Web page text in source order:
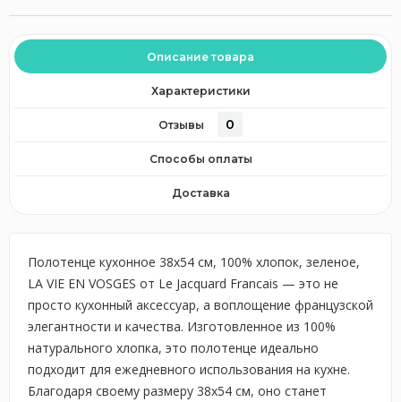
Описание товара
Характеристики
Отзывы 0
Способы оплаты
Доставка
Полотенце кухонное 38х54 см, 100% хлопок, зеленое,
LA VIE EN VOSGES от Le Jacquard Francais — это не
просто кухонный аксессуар, а воплощение французской
элегантности и качества. Изготовленное из 100%
натурального хлопка, это полотенце идеально
подходит для ежедневного использования на кухне.
Благодаря своему размеру 38х54 см, оно станет